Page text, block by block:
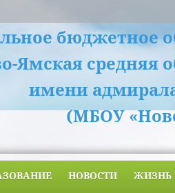
бюджетное
Ямская средняя
имени
(МБОУ
НОВОСТИ